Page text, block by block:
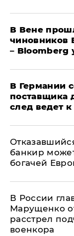
В Вене
чиновников
– Bloomberg
​В Германии
поставщика
след ведет
банкир
богачей
В России
Марущенко
расстрел
военкора